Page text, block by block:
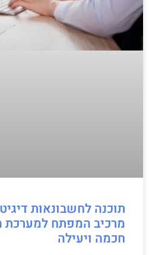
תוכנה לחשבונאות
מרכיב המפתח למערכת
חכמה ויעילה